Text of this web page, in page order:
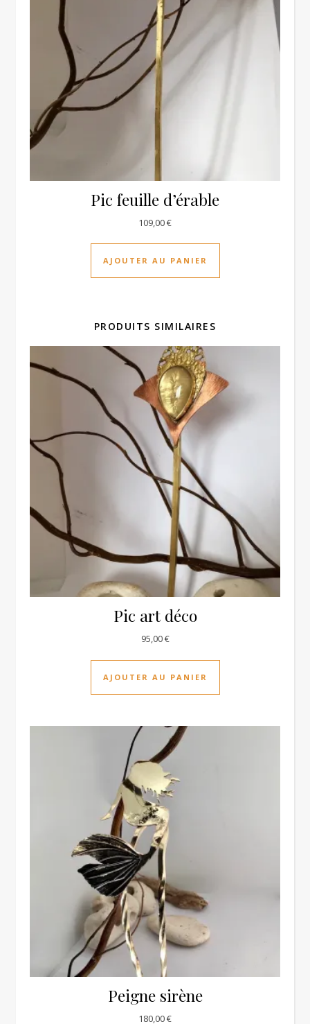
Pic feuille d’érable
109,00€
AJOUTER AU PANIER
PRODUITS SIMILAIRES
Pic art déco
95,00€
AJOUTER AU PANIER
Peigne sirène
180,00€